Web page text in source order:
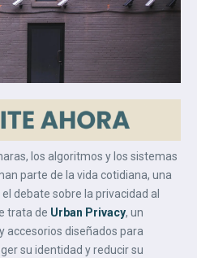
los algoritmos y los sistemas
parte de la vida cotidiana, una
debate sobre la privacidad al
trata de Urban Privacy, un
accesorios diseñados para
su identidad y reducir su